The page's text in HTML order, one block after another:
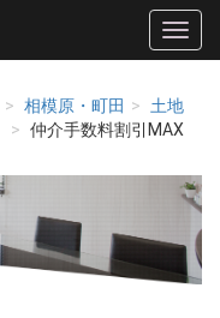
相模原・町田
土地
仲介手数料割引MAX